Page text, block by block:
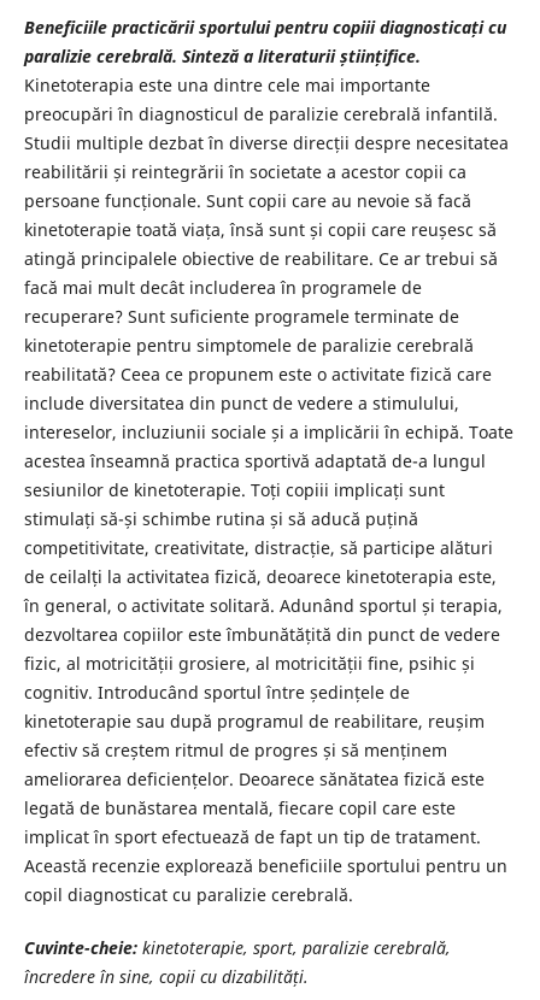
Beneficiile practicării sportului pentru copiii diagnosticați cu
paralizie cerebrală. Sinteză a literaturii științifice.
Kinetoterapia este una dintre cele mai importante
preocupări în diagnosticul de paralizie cerebrală infantilă.
Studii multiple dezbat în diverse direcții despre necesitatea
reabilitării și reintegrării în societate a acestor copii ca
persoane funcționale. Sunt copii care au nevoie să facă
kinetoterapie toată viața, însă sunt și copii care reușesc să
atingă principalele obiective de reabilitare. Ce ar trebui să
facă mai mult decât includerea în programele de
recuperare? Sunt suficiente programele terminate de
kinetoterapie pentru simptomele de paralizie cerebrală
reabilitată? Ceea ce propunem este o activitate fizică care
include diversitatea din punct de vedere a stimulului,
intereselor, incluziunii sociale și a implicării în echipă. Toate
acestea înseamnă practica sportivă adaptată de-a lungul
sesiunilor de kinetoterapie. Toți copiii implicați sunt
stimulați să-și schimbe rutina și să aducă puțină
competitivitate, creativitate, distracție, să participe alături
de ceilalți la activitatea fizică, deoarece kinetoterapia este,
în general, o activitate solitară. Adunând sportul și terapia,
dezvoltarea copiilor este îmbunătățită din punct de vedere
fizic, al motricității grosiere, al motricității fine, psihic și
cognitiv. Introducând sportul între ședințele de
kinetoterapie sau după programul de reabilitare, reușim
efectiv să creștem ritmul de progres și să menținem
ameliorarea deficiențelor. Deoarece sănătatea fizică este
legată de bunăstarea mentală, fiecare copil care este
implicat în sport efectuează de fapt un tip de tratament.
Această recenzie explorează beneficiile sportului pentru un
copil diagnosticat cu paralizie cerebrală.
Cuvinte-cheie:kinetoterapie, sport, paralizie cerebrală,
încredere în sine, copii cu dizabilități.